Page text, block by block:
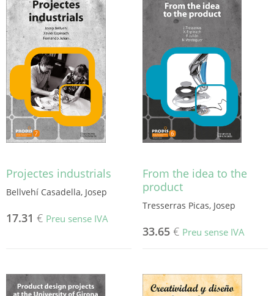
diverses
opcions
es
triar
la
pàgina
del
Projectes industrials
Bellvehí Casadella, Josep
17.31 € Preu sense IVA
From the idea to the
product
Tresserras Picas, Josep
33.65 € Preu sense IVA